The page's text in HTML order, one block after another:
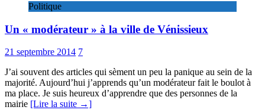
Politique
Un « modérateur » à la ville de Vénissieux
21 septembre 2014 7
J’ai souvent des articles qui sèment un peu la panique au sein de la
majorité. Aujourd’hui j’apprends qu’un modérateur fait le boulot à
ma place. Je suis heureux d’apprendre que des personnes de la
mairie [Lire la suite →]